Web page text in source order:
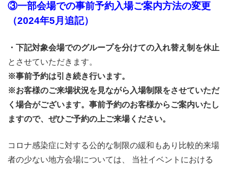
③一部会場での事前予約入場ご案内方法の変更
（2024年5月追記）
・下記対象会場でのグループを分けての入れ替え制を休止
とさせていただきます。
※事前予約は引き続き行います。
※お客様のご来場状況を見ながら入場制限をさせていただ
く場合がございます。事前予約のお客様からご案内いたし
ますので、ぜひご予約の上ご来場ください。
コロナ感染症に対する公的な制限の緩和もあり比較的来場
者の少ない地方会場については、 当社イベントにおける